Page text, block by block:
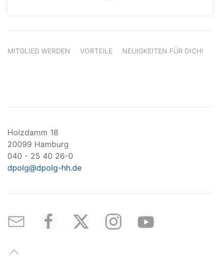
MITGLIED WERDEN VORTEILE NEUIGKEITEN FÜR DICH!
Holzdamm 18
20099 Hamburg
040 - 25 40 26-0
dpolg@dpolg-hh.de